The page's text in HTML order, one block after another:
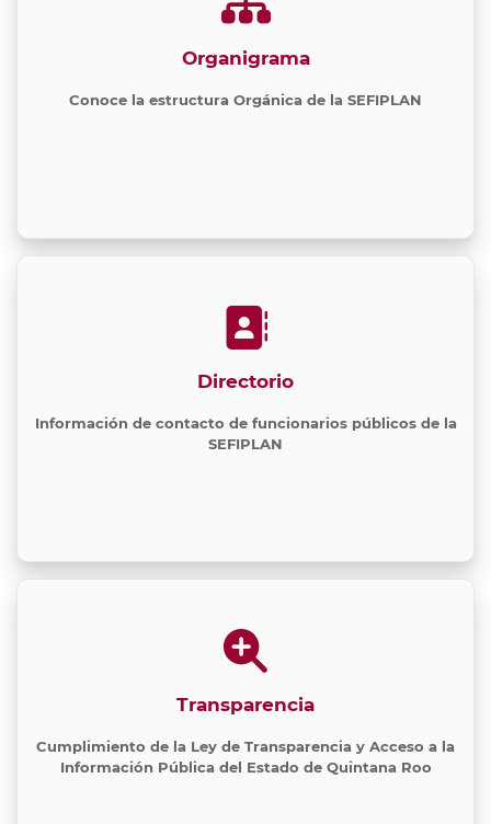
Organigrama
Conoce la estructura Orgánica de la SEFIPLAN
Directorio
Información de contacto de funcionarios públicos de la
SEFIPLAN
Transparencia
Cumplimiento de la Ley de Transparencia y Acceso a la
Información Pública del Estado de Quintana Roo